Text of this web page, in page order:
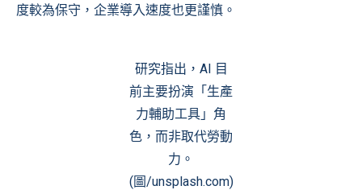
度較為保守，企業導入速度也更謹慎。
研究指出，AI 目
前主要扮演「生產
力輔助工具」角
色，而非取代勞動
力。
(圖/unsplash.com)